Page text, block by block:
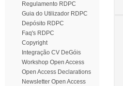
Regulamento RDPC
Guia do Utilizador RDPC
Depósito RDPC
Faq's RDPC
Copyright
Integração CV DeGóis
Workshop Open Access
Open Access Declarations
Newsletter Open Access